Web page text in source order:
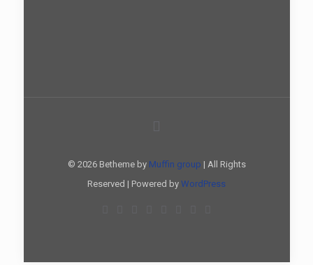
© 2026 Betheme by Muffin group | All Rights
Reserved | Powered by WordPress